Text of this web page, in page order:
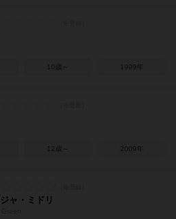
10歳～ 1999年
12歳～ 2009年
ャ・ミドリ